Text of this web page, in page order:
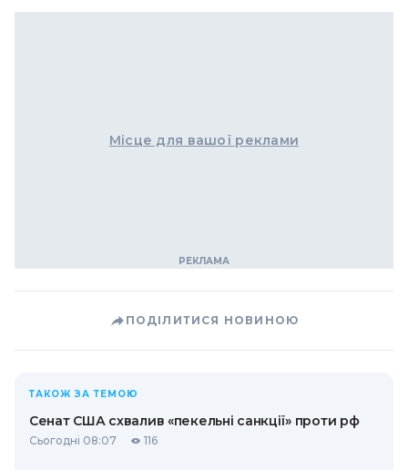
Місце для вашої реклами
ПОДІЛИТИСЯ НОВИНОЮ
ТАКОЖ ЗА ТЕМОЮ
Сенат США схвалив «пекельні санкції» проти рф
Сьогодні 08:07 116